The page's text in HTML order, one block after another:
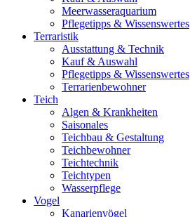
Meerwasseraquarium
Pflegetipps & Wissenswertes
Terraristik
Ausstattung & Technik
Kauf & Auswahl
Pflegetipps & Wissenswertes
Terrarienbewohner
Teich
Algen & Krankheiten
Saisonales
Teichbau & Gestaltung
Teichbewohner
Teichtechnik
Teichtypen
Wasserpflege
Vogel
Kanarienvögel